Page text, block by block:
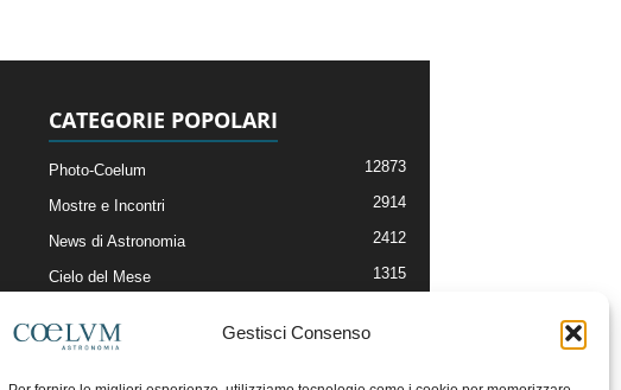
Gestisci Consenso
CATEGORIE POPOLARI
Photo-Coelum 12873
Mostre e Incontri 2914
News di Astronomia 2412
Cielo del Mese 1315
Articoli e Risorse On-Line
Il Blog della Redazione